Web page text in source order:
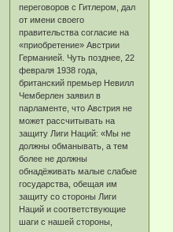
переговоров с Гитлером, дал
от имени своего
правительства согласие на
«приобретение» Австрии
Германией. Чуть позднее, 22
февраля 1938 года,
британский премьер Невилл
Чемберлен заявил в
парламенте, что Австрия не
может рассчитывать на
защиту Лиги Наций: «Мы не
должны обманывать, а тем
более не должны
обнадёживать малые слабые
государства, обещая им
защиту со стороны Лиги
Наций и соответствующие
шаги с нашей стороны,